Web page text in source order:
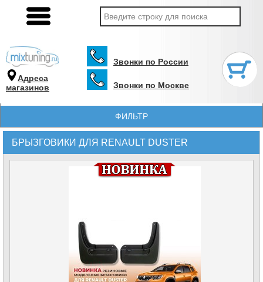
Адреса
магазинов
Звонки по России
Звонки по Москве
ФИЛЬТР
БРЫЗГОВИКИ ДЛЯ RENAULT DUSTER